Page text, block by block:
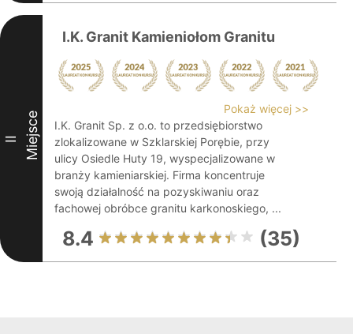
II Miejsce
I.K. Granit Kamieniołom Granitu
Pokaż więcej >>
I.K. Granit Sp. z o.o. to przedsiębiorstwo
zlokalizowane w Szklarskiej Porębie, przy
ulicy Osiedle Huty 19, wyspecjalizowane w
branży kamieniarskiej. Firma koncentruje
swoją działalność na pozyskiwaniu oraz
fachowej obróbce granitu karkonoskiego, ...
8.4 (35)